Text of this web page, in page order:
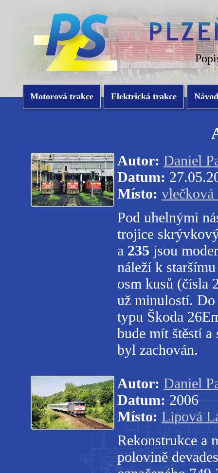
Motorová trakce Elektrická trakce
Autor: Daniel
Datum:
Místo:
Pod uhelnými
trojice
a 235 jsou
náleží k
osm kusů (čísla
už minulostí. Do
typu Škoda
bude mít štěstí a
byl zachován.
Autor: Daniel
Datum: 2006
Místo: Lipová
Rekonstrukce a
polovině